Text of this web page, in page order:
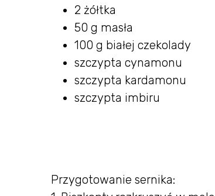
2 żółtka
50 g masła
100 g białej czekolady
szczypta cynamonu
szczypta kardamonu
szczypta imbiru
Przygotowanie sernika: